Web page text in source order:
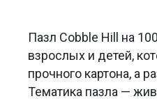
Пазл Cobble Hill на
взрослых и детей,
прочного картона, а
Тематика пазла —